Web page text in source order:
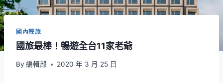
國內輕旅
國旅最棒！暢遊全台11家老爺
By 編輯部 2020 年 3 月 25 日